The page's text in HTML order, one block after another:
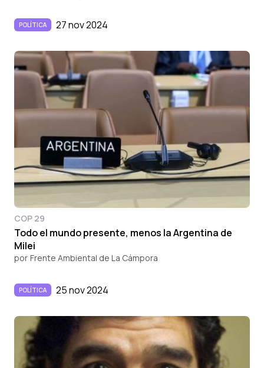
POLÍTICA 27 nov 2024
COP 29
Todo el mundo presente, menos la Argentina de
Milei
por Frente Ambiental de La Cámpora
POLÍTICA 25 nov 2024